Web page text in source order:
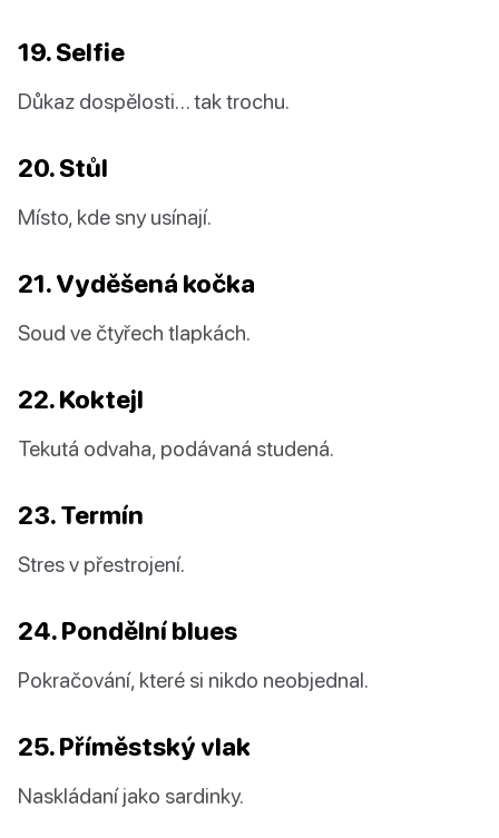
19. Selfie
Důkaz dospělosti… tak trochu.
20. Stůl
Místo, kde sny usínají.
21. Vyděšená kočka
Soud ve čtyřech tlapkách.
22. Koktejl
Tekutá odvaha, podávaná studená.
23. Termín
Stres v přestrojení.
24. Pondělní blues
Pokračování, které si nikdo neobjednal.
25. Příměstský vlak
Naskládaní jako sardinky.